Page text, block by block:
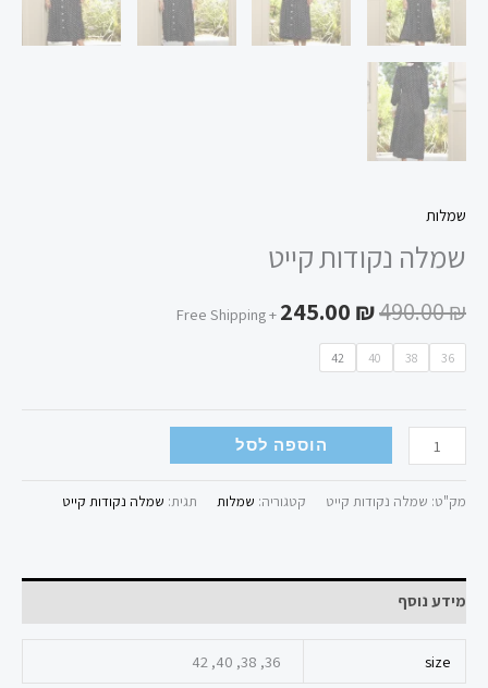
שמלות
שמלה נקודות קייט
490.00₪
245.00 ₪
+ Free Shipping
36
38
40
42
הוספה לסל
מק"ט: שמלה נקודות קייט קטגוריה: שמלות תגית: שמלה נקודות קייט
מידע נוסף
size
36, 38, 40, 42